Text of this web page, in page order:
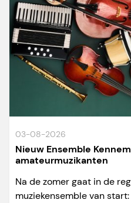
03-08-2026
Nieuw Ensemble
amateurmuzikanten
Na de zomer gaat in de
muziekensemble van